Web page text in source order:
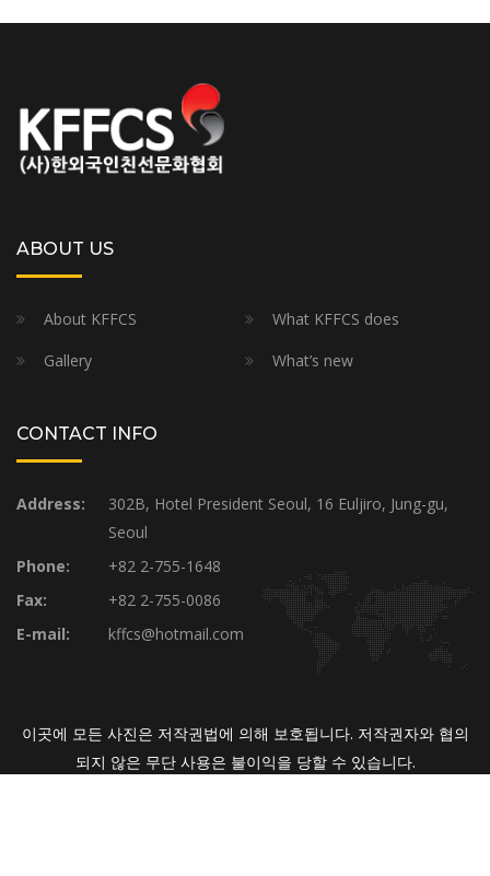
ABOUT US
About KFFCS
What KFFCS does
Gallery
What’s new
CONTACT INFO
Address:
302B, Hotel President Seoul, 16 Euljiro, Jung-gu,
Seoul
Phone:
+82 2-755-1648
Fax:
+82 2-755-0086
E-mail:
kffcs@hotmail.com
이곳에 모든 사진은 저작권법에 의해 보호됩니다. 저작권자와 협의
되지 않은 무단 사용은 불이익을 당할 수 있습니다.